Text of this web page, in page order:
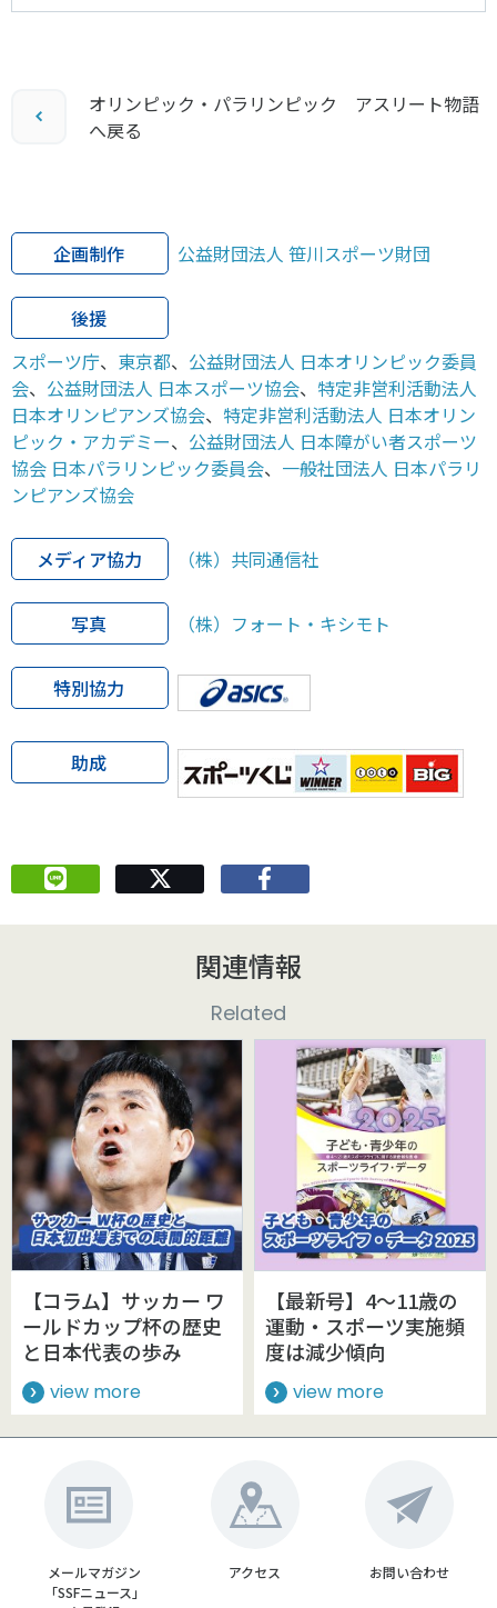
オリンピック・パラリンピック アスリート物語
へ戻る
企画制作 公益財団法人 笹川スポーツ財団
後援
スポーツ庁、 東京都、 公益財団法人 日本オリンピック委員
会、 公益財団法人 日本スポーツ協会、 特定非営利活動法人
日本オリンピアンズ協会、 特定非営利活動法人 日本オリン
ピック・アカデミー、 公益財団法人 日本障がい者スポーツ
協会 日本パラリンピック委員会、 一般社団法人 日本パラリ
ンピアンズ協会
メディア協力 （株）共同通信社
写真 （株）フォート・キシモト
特別協力
助成
関連情報
Related
【コラム】サッカー ワ
ールドカップ杯の歴史
と日本代表の歩み
view more
【最新号】4～11歳の
運動・スポーツ実施頻
度は減少傾向
view more
メールマガジン
「SSFニュース」
アクセス お問い合わせ